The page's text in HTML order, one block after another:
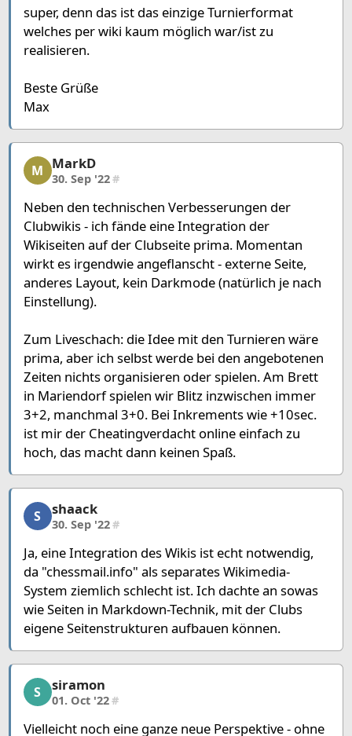
super, denn das ist das einzige Turnierformat
welches per wiki kaum möglich war/ist zu
realisieren.
Beste Grüße
Max
MarkD, 8/12, 30. Sep '22
M MarkD
30. Sep '22#
Neben den technischen Verbesserungen der
Clubwikis - ich fände eine Integration der
Wikiseiten auf der Clubseite prima. Momentan
wirkt es irgendwie angeflanscht - externe Seite,
anderes Layout, kein Darkmode (natürlich je nach
Einstellung).
Zum Liveschach: die Idee mit den Turnieren wäre
prima, aber ich selbst werde bei den angebotenen
Zeiten nichts organisieren oder spielen. Am Brett
in Mariendorf spielen wir Blitz inzwischen immer
3+2, manchmal 3+0. Bei Inkrements wie +10sec.
ist mir der Cheatingverdacht online einfach zu
hoch, das macht dann keinen Spaß.
shaack, 9/12, 30. Sep '22
S shaack
30. Sep '22#
Ja, eine Integration des Wikis ist echt notwendig,
da "chessmail.info" als separates Wikimedia-
System ziemlich schlecht ist. Ich dachte an sowas
wie Seiten in Markdown-Technik, mit der Clubs
eigene Seitenstrukturen aufbauen können.
siramon, 10/12, 01. Oct '22
S siramon
01. Oct '22#
Vielleicht noch eine ganze neue Perspektive - ohne